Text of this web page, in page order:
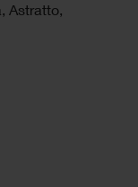
Astratto,